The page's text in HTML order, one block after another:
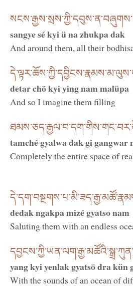
sangye sé kyi ü na zhukpa dak
And around them, all their
detar chö kyi ying nam malüpa
And so I imagine them filling
tamché gyalwa dak gi gangwar
Completely the entire space of
dedak ngakpa mizé gyatso nam
Saluting them with an endless
yang kyi yenlak gyatsö dra kün
With the sounds of an ocean of